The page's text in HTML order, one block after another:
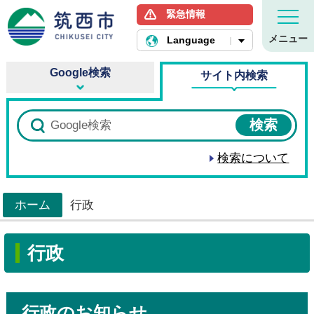
筑西市ホームページ
緊急情報
Language メニュー
Google検索 サイト内検索
検索について
ホーム
行政
行政